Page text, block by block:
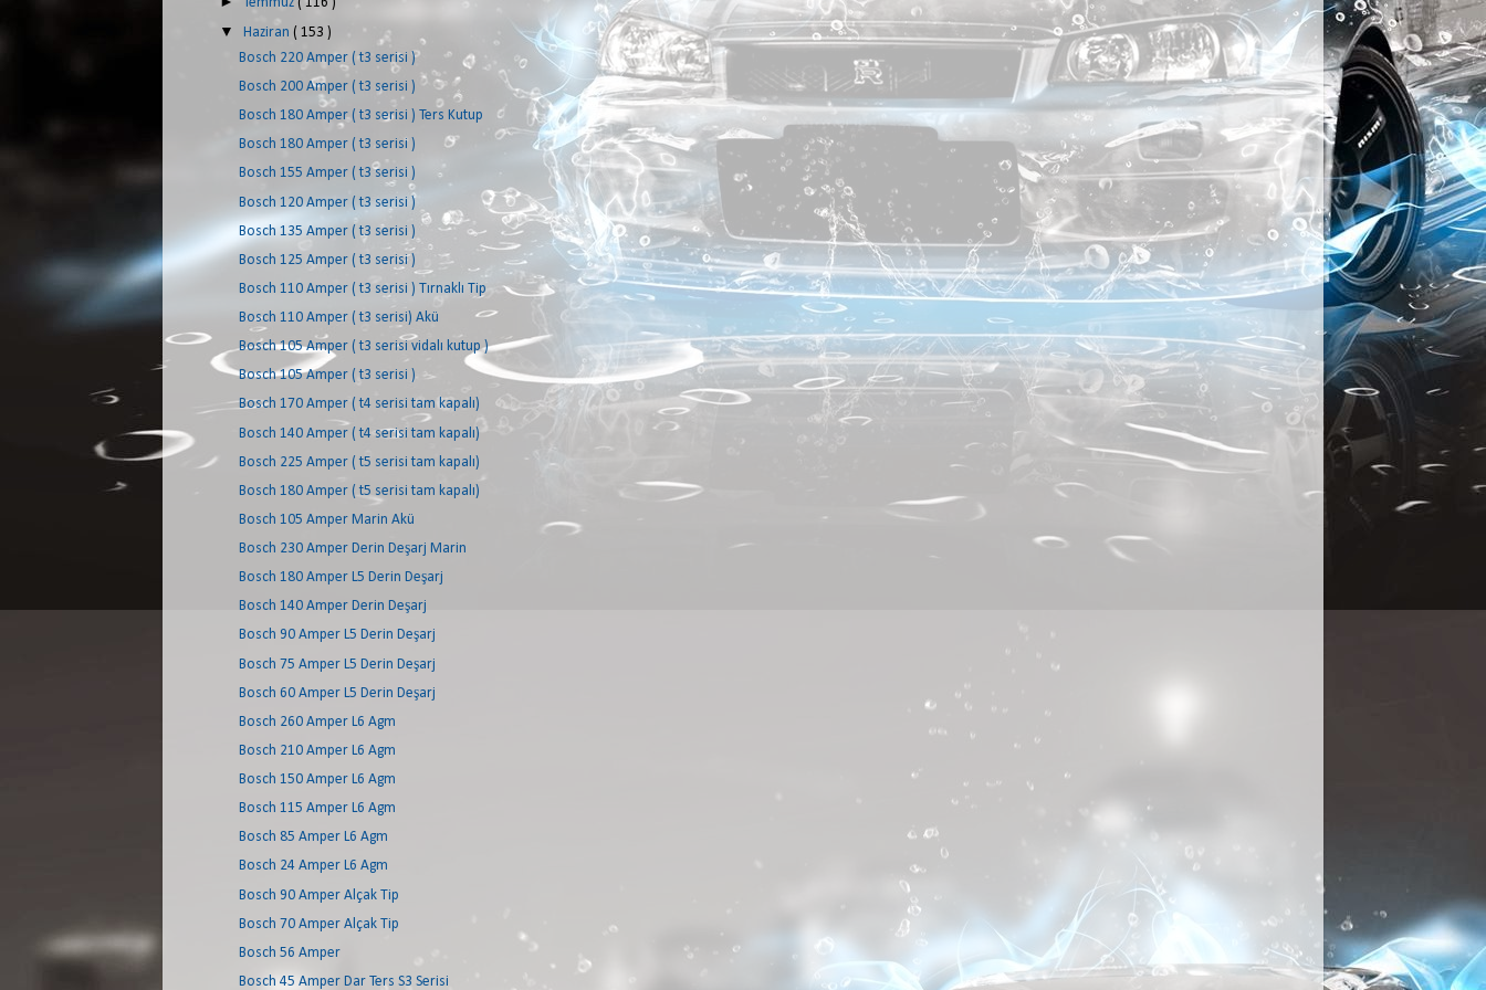
▼Haziran( 153 )
Bosch 220 Amper ( t3 serisi )
Bosch 200 Amper ( t3 serisi )
Bosch 180 Amper ( t3 serisi ) Ters Kutup
Bosch 180 Amper ( t3 serisi )
Bosch 155 Amper ( t3 serisi )
Bosch 120 Amper ( t3 serisi )
Bosch 135 Amper ( t3 serisi )
Bosch 125 Amper ( t3 serisi )
Bosch 110 Amper ( t3 serisi ) Tırnaklı Tip
Bosch 110 Amper ( t3 serisi) Akü
Bosch 105 Amper ( t3 serisi vidalı kutup )
Bosch 105 Amper ( t3 serisi )
Bosch 170 Amper ( t4 serisi tam kapalı)
Bosch 140 Amper ( t4 serisi tam kapalı)
Bosch 225 Amper ( t5 serisi tam kapalı)
Bosch 180 Amper ( t5 serisi tam kapalı)
Bosch 105 Amper Marin Akü
Bosch 230 Amper Derin Deşarj Marin
Bosch 180 Amper L5 Derin Deşarj
Bosch 140 Amper Derin Deşarj
Bosch 90 Amper L5 Derin Deşarj
Bosch 75 Amper L5 Derin Deşarj
Bosch 60 Amper L5 Derin Deşarj
Bosch 260 Amper L6 Agm
Bosch 210 Amper L6 Agm
Bosch 150 Amper L6 Agm
Bosch 115 Amper L6 Agm
Bosch 85 Amper L6 Agm
Bosch 24 Amper L6 Agm
Bosch 90 Amper Alçak Tip
Bosch 70 Amper Alçak Tip
Bosch 56 Amper
Bosch 45 Amper Dar Ters S3 Serisi